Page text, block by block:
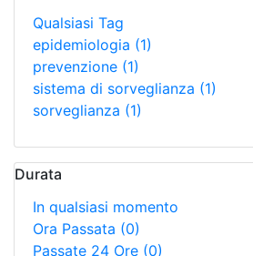
Qualsiasi Tag
epidemiologia (1)
prevenzione (1)
sistema di sorveglianza (1)
sorveglianza (1)
Durata
In qualsiasi momento
Ora Passata (0)
Passate 24 Ore (0)